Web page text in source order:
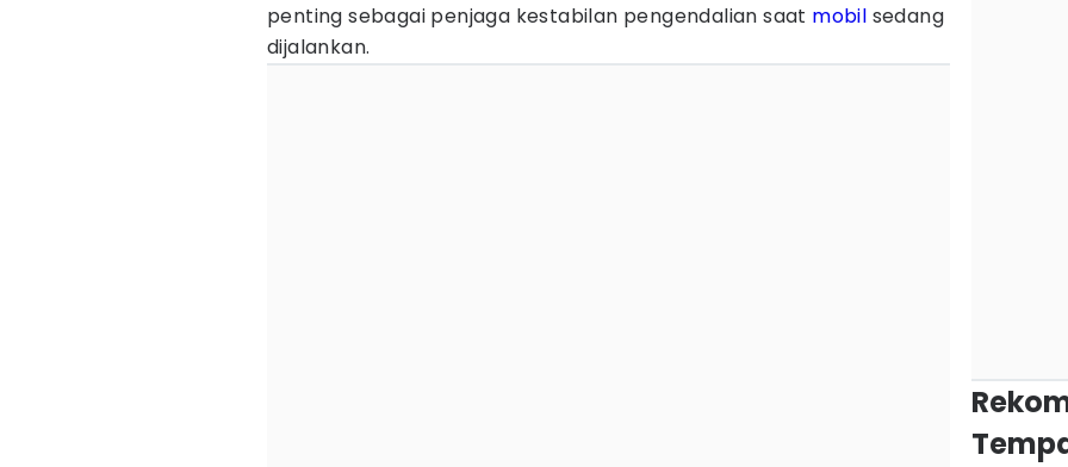
penting sebagai penjaga kestabilan pengendalian saat mobil sedang
dijalankan.